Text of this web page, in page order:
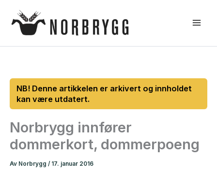
rett
Norbrygg innfører
dommerkort, dommerpoeng
Av Norbrygg / 17. januar 2016